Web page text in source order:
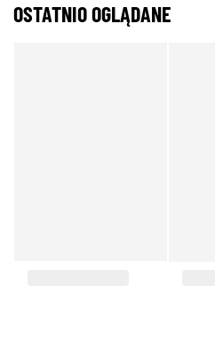
OSTATNIO OGLĄDANE